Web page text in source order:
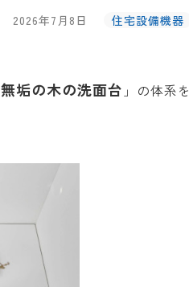
2026年7月8日 住宅設備機器
無垢の木の洗面台 」の体系を